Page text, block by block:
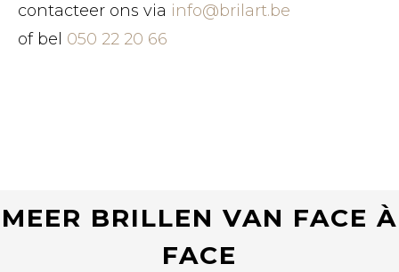
contacteer ons via info@brilart.be
of bel 050 22 20 66
MEER BRILLEN VAN FACE À
FACE